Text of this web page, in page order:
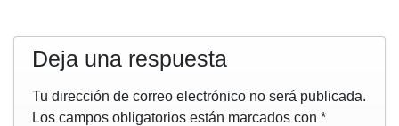
Deja una respuesta
Tu dirección de correo electrónico no será publicada.
Los campos obligatorios están marcados con *